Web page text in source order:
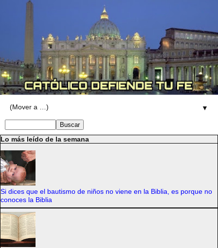
▼
Lo más leído de la semana
Si dices que el bautismo de niños no viene en la Biblia, es porque no
conoces la Biblia